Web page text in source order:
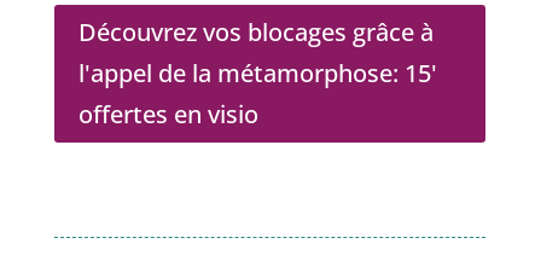
Découvrez vos blocages grâce à
l'appel de la métamorphose: 15'
offertes en visio